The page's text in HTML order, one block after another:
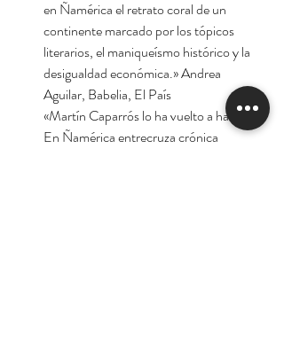
en Ñamérica el retrato coral de un
continente marcado por los tópicos
literarios, el maniqueísmo histórico y la
desigualdad económica.» Andrea
Aguilar, Babelia, El País
«Martín Caparrós lo ha vuelto a hacer.
En Ñamérica entrecruza crónica